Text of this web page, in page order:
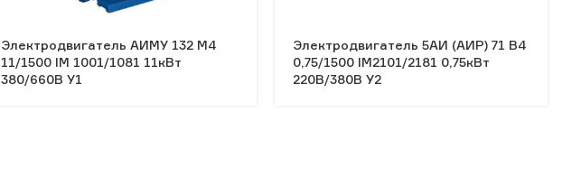
Электродвигатель АИМУ 132 М4
11/1500 IM 1001/1081 11кВт
380/660В У1
Электродвигатель 5АИ (АИР) 71 В4
0,75/1500 IM2101/2181 0,75кВт
220В/380В У2